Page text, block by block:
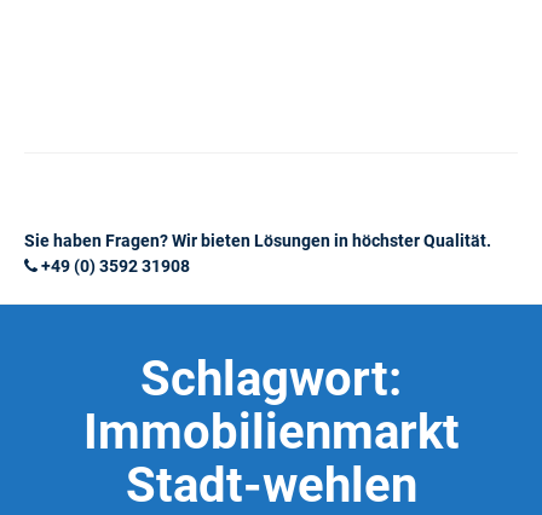
Sie haben Fragen? Wir bieten Lösungen in höchster Qualität.
+49 (0) 3592 31908
Schlagwort:
Immobilienmarkt
Stadt-wehlen